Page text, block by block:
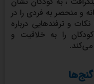
و منحصر به فردی را در
و ترفندهایی درباره
کودکان را به خلاقیت و